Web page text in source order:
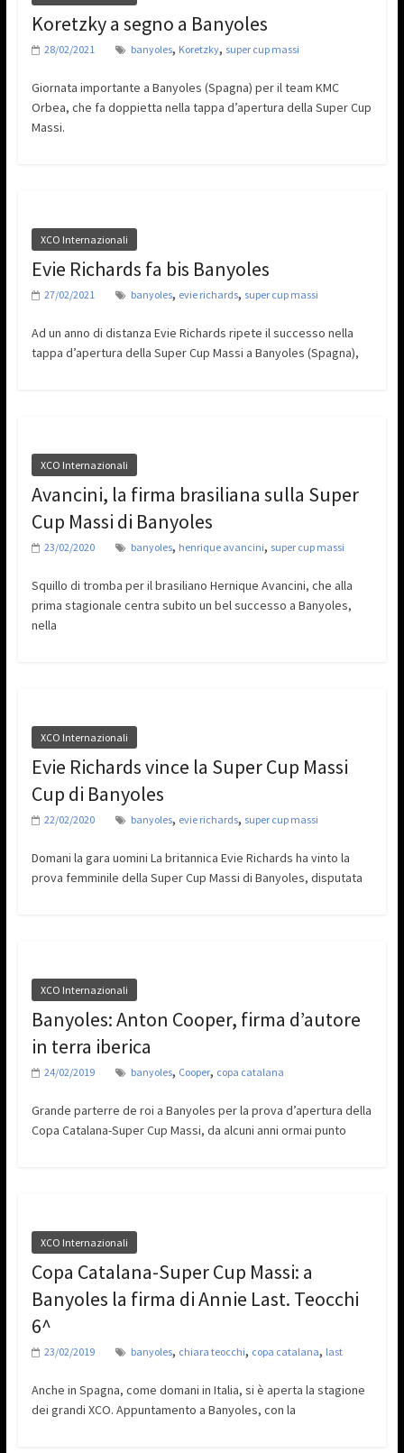
Koretzky a segno a Banyoles
28/02/2021 banyoles, Koretzky, super cup massi
Giornata importante a Banyoles (Spagna) per il team KMC
Orbea, che fa doppietta nella tappa d’apertura della Super Cup
Massi.
XCO Internazionali
Evie Richards fa bis Banyoles
27/02/2021 banyoles, evie richards, super cup massi
Ad un anno di distanza Evie Richards ripete il successo nella
tappa d’apertura della Super Cup Massi a Banyoles (Spagna),
XCO Internazionali
Avancini, la firma brasiliana sulla Super
Cup Massi di Banyoles
23/02/2020 banyoles, henrique avancini, super cup massi
Squillo di tromba per il brasiliano Hernique Avancini, che alla
prima stagionale centra subito un bel successo a Banyoles,
nella
XCO Internazionali
Evie Richards vince la Super Cup Massi
Cup di Banyoles
22/02/2020 banyoles, evie richards, super cup massi
Domani la gara uomini La britannica Evie Richards ha vinto la
prova femminile della Super Cup Massi di Banyoles, disputata
XCO Internazionali
Banyoles: Anton Cooper, firma d’autore
in terra iberica
24/02/2019 banyoles, Cooper, copa catalana
Grande parterre de roi a Banyoles per la prova d’apertura della
Copa Catalana-Super Cup Massi, da alcuni anni ormai punto
XCO Internazionali
Copa Catalana-Super Cup Massi: a
Banyoles la firma di Annie Last. Teocchi
6^
23/02/2019 banyoles, chiara teocchi, copa catalana, last
Anche in Spagna, come domani in Italia, si è aperta la stagione
dei grandi XCO. Appuntamento a Banyoles, con la